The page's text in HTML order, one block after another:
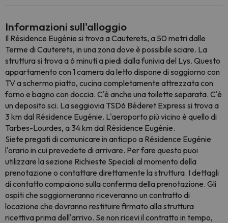
Informazioni sull'alloggio
Il Résidence Eugénie si trova a Cauterets, a 50 metri dalle
Terme di Cauterets, in una zona dove è possibile sciare. La
struttura si trova a 6 minuti a piedi dalla funivia del Lys. Questo
appartamento con 1 camera da letto dispone di soggiorno con
TV a schermo piatto, cucina completamente attrezzata con
forno e bagno con doccia. C'è anche una toilette separata. C'è
un deposito sci. La seggiovia TSD6 Béderet Express si trova a
3 km dal Résidence Eugénie. L'aeroporto più vicino è quello di
Tarbes-Lourdes, a 34 km dal Résidence Eugénie.
Siete pregati di comunicare in anticipo a Résidence Eugénie
l'orario in cui prevedete di arrivare. Per fare questo puoi
utilizzare la sezione Richieste Speciali al momento della
prenotazione o contattare direttamente la struttura. I dettagli
di contatto compaiono sulla conferma della prenotazione. Gli
ospiti che soggiorneranno riceveranno un contratto di
locazione che dovranno restituire firmato alla struttura
ricettiva prima dell'arrivo. Se non ricevi il contratto in tempo,